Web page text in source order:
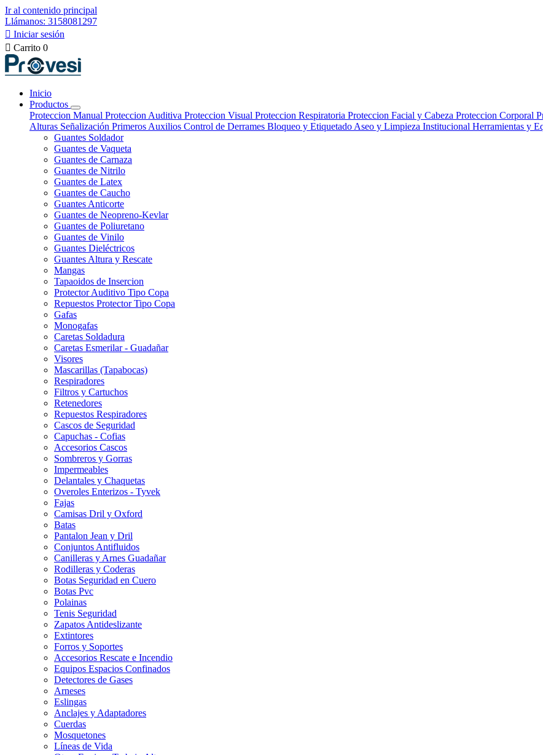
Ir al contenido principal
Llámanos: 3158081297
 Iniciar sesión
 Carrito 0
Inicio
Productos
Proteccion Manual Proteccion Auditiva Proteccion Visual Proteccion Respiratoria Proteccion Facial y Cabeza Proteccion Corporal
Alturas Señalización Primeros Auxilios Control de Derrames Bloqueo y Etiquetado Aseo y Limpieza Institucional Herramientas y
Guantes Soldador
Guantes de Vaqueta
Guantes de Carnaza
Guantes de Nitrilo
Guantes de Latex
Guantes de Caucho
Guantes Anticorte
Guantes de Neopreno-Kevlar
Guantes de Poliuretano
Guantes de Vinilo
Guantes Dieléctricos
Guantes Altura y Rescate
Mangas
Tapaoidos de Insercion
Protector Auditivo Tipo Copa
Repuestos Protector Tipo Copa
Gafas
Monogafas
Caretas Soldadura
Caretas Esmerilar - Guadañar
Visores
Mascarillas (Tapabocas)
Respiradores
Filtros y Cartuchos
Retenedores
Repuestos Respiradores
Cascos de Seguridad
Capuchas - Cofias
Accesorios Cascos
Sombreros y Gorras
Impermeables
Delantales y Chaquetas
Overoles Enterizos - Tyvek
Fajas
Camisas Dril y Oxford
Batas
Pantalon Jean y Dril
Conjuntos Antifluidos
Canilleras y Arnes Guadañar
Rodilleras y Coderas
Botas Seguridad en Cuero
Botas Pvc
Polainas
Tenis Seguridad
Zapatos Antideslizante
Extintores
Forros y Soportes
Accesorios Rescate e Incendio
Equipos Espacios Confinados
Detectores de Gases
Arneses
Eslingas
Anclajes y Adaptadores
Cuerdas
Mosquetones
Líneas de Vida